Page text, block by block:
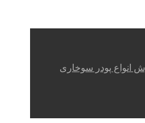
انواع پودر سوخاری